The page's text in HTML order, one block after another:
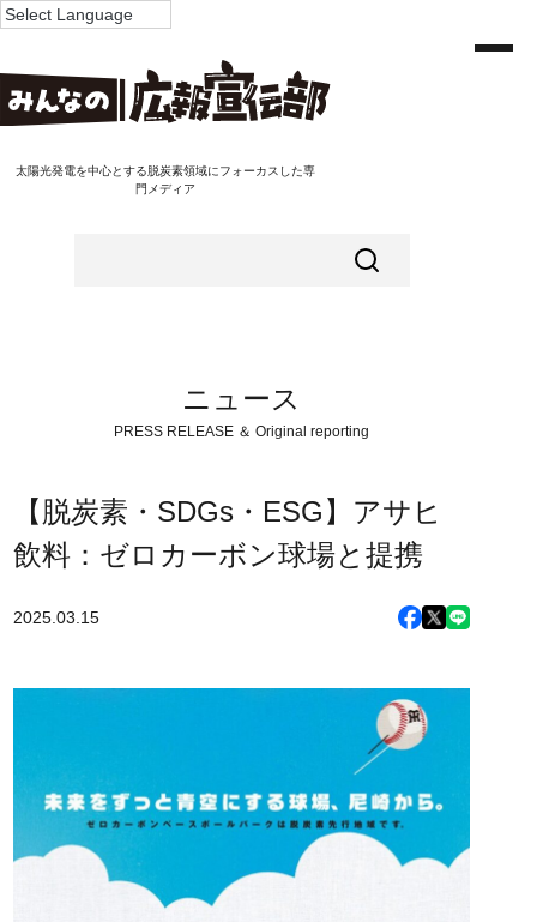
太陽光発電を中心とする脱炭素領域にフォーカスした専
門メディア
ニュース
PRESS RELEASE ＆ Original reporting
【脱炭素・SDGs・ESG】アサヒ
飲料：ゼロカーボン球場と提携
2025.03.15